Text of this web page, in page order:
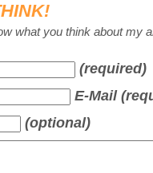
what you think about my
(required)
E-Mail
(optional)